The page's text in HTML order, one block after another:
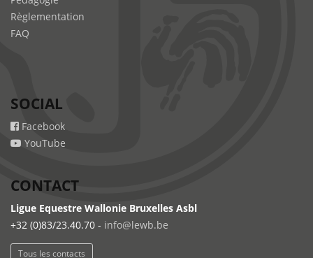
Règlementation
FAQ
SOCIAL
Facebook
YouTube
CONTACT
Ligue Equestre Wallonie Bruxelles Asbl
+32 (0)83/23.40.70 - info@lewb.be
Tous les contacts